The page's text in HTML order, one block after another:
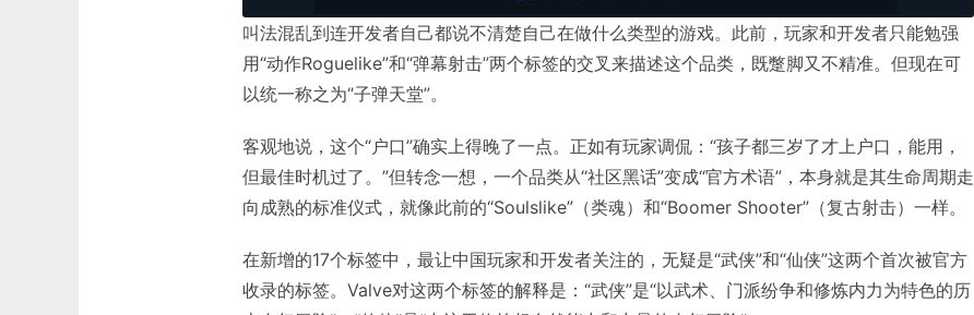
叫法混乱到连开发者自己都说不清楚自己在做什么类型的游戏。此前，玩家和开发者只能勉强
用“动作Roguelike”和“弹幕射击”两个标签的交叉来描述这个品类，既蹩脚又不精准。但现在可
以统一称之为“子弹天堂”。
客观地说，这个“户口”确实上得晚了一点。正如有玩家调侃：“孩子都三岁了才上户口，能用，
但最佳时机过了。”但转念一想，一个品类从“社区黑话”变成“官方术语”，本身就是其生命周期走
向成熟的标准仪式，就像此前的“Soulslike”（类魂）和“Boomer Shooter”（复古射击）一样。
在新增的17个标签中，最让中国玩家和开发者关注的，无疑是“武侠”和“仙侠”这两个首次被官方
收录的标签。Valve对这两个标签的解释是：“武侠”是“以武术、门派纷争和修炼内力为特色的历